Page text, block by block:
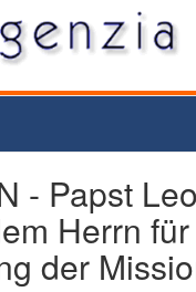
- Papst
Herrn
der